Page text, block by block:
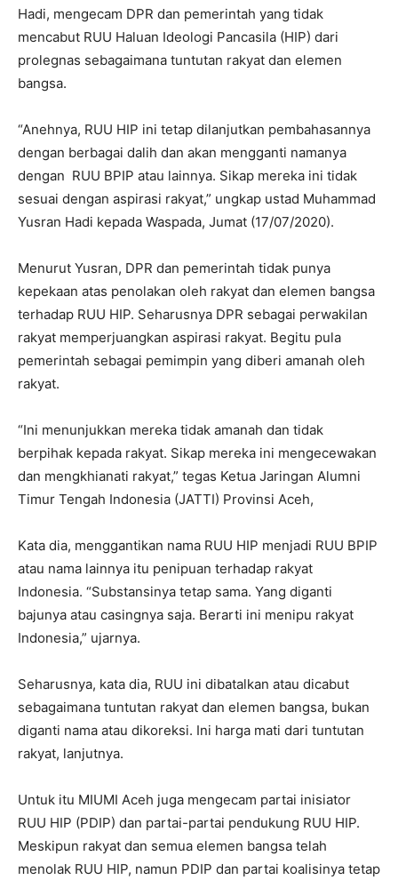
Hadi, mengecam DPR dan pemerintah yang tidak
mencabut RUU Haluan Ideologi Pancasila (HIP) dari
prolegnas sebagaimana tuntutan rakyat dan elemen
bangsa.
“Anehnya, RUU HIP ini tetap dilanjutkan pembahasannya
dengan berbagai dalih dan akan mengganti namanya
dengan RUU BPIP atau lainnya. Sikap mereka ini tidak
sesuai dengan aspirasi rakyat,” ungkap ustad Muhammad
Yusran Hadi kepada Waspada, Jumat (17/07/2020).
Menurut Yusran, DPR dan pemerintah tidak punya
kepekaan atas penolakan oleh rakyat dan elemen bangsa
terhadap RUU HIP. Seharusnya DPR sebagai perwakilan
rakyat memperjuangkan aspirasi rakyat. Begitu pula
pemerintah sebagai pemimpin yang diberi amanah oleh
rakyat.
“Ini menunjukkan mereka tidak amanah dan tidak
berpihak kepada rakyat. Sikap mereka ini mengecewakan
dan mengkhianati rakyat,” tegas Ketua Jaringan Alumni
Timur Tengah Indonesia (JATTI) Provinsi Aceh,
Kata dia, menggantikan nama RUU HIP menjadi RUU BPIP
atau nama lainnya itu penipuan terhadap rakyat
Indonesia. “Substansinya tetap sama. Yang diganti
bajunya atau casingnya saja. Berarti ini menipu rakyat
Indonesia,” ujarnya.
Seharusnya, kata dia, RUU ini dibatalkan atau dicabut
sebagaimana tuntutan rakyat dan elemen bangsa, bukan
diganti nama atau dikoreksi. Ini harga mati dari tuntutan
rakyat, lanjutnya.
Untuk itu MIUMI Aceh juga mengecam partai inisiator
RUU HIP (PDIP) dan partai-partai pendukung RUU HIP.
Meskipun rakyat dan semua elemen bangsa telah
menolak RUU HIP, namun PDIP dan partai koalisinya tetap